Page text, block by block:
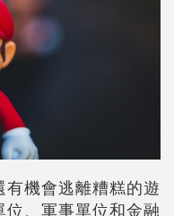
機會逃離糟糕的遊
、軍事單位和金融